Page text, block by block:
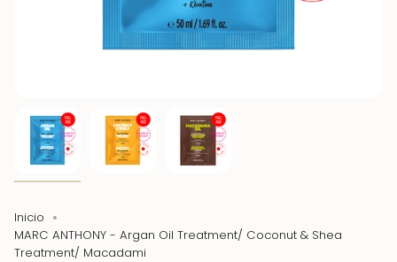
Inicio
MARC ANTHONY - Argan Oil Treatment/ Coconut & Shea
Treatment/ Macadami